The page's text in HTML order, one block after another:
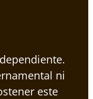
ni
este